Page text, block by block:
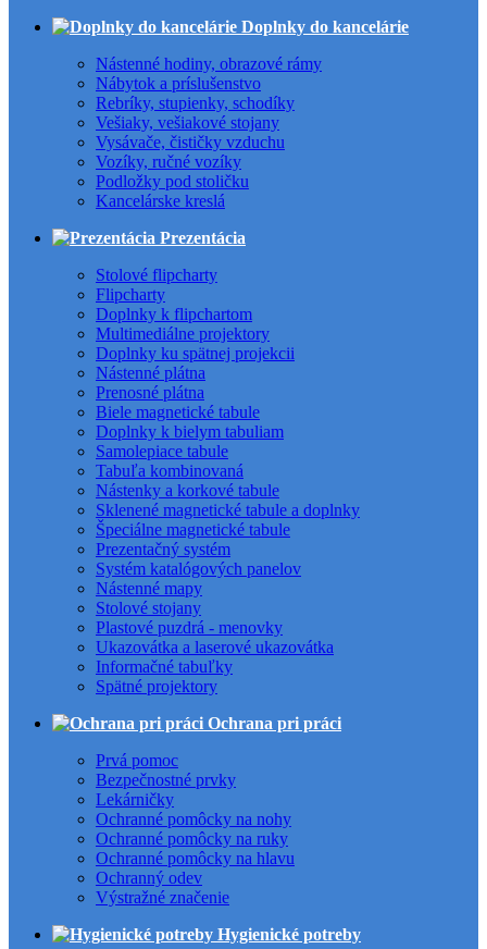
Doplnky do kancelárie
Nástenné hodiny, obrazové rámy
Nábytok a príslušenstvo
Rebríky, stupienky, schodíky
Vešiaky, vešiakové stojany
Vysávače, čističky vzduchu
Vozíky, ručné vozíky
Podložky pod stoličku
Kancelárske kreslá
Prezentácia
Stolové flipcharty
Flipcharty
Doplnky k flipchartom
Multimediálne projektory
Doplnky ku spätnej projekcii
Nástenné plátna
Prenosné plátna
Biele magnetické tabule
Doplnky k bielym tabuliam
Samolepiace tabule
Tabuľa kombinovaná
Nástenky a korkové tabule
Sklenené magnetické tabule a doplnky
Špeciálne magnetické tabule
Prezentačný systém
Systém katalógových panelov
Nástenné mapy
Stolové stojany
Plastové puzdrá - menovky
Ukazovátka a laserové ukazovátka
Informačné tabuľky
Spätné projektory
Ochrana pri práci
Prvá pomoc
Bezpečnostné prvky
Lekárničky
Ochranné pomôcky na nohy
Ochranné pomôcky na ruky
Ochranné pomôcky na hlavu
Ochranný odev
Výstražné značenie
Hygienické potreby